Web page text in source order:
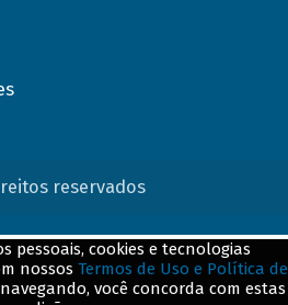
reservados
pessoais, cookies e tecnologias
nossos Termos de Uso e Política de
você concorda com estas